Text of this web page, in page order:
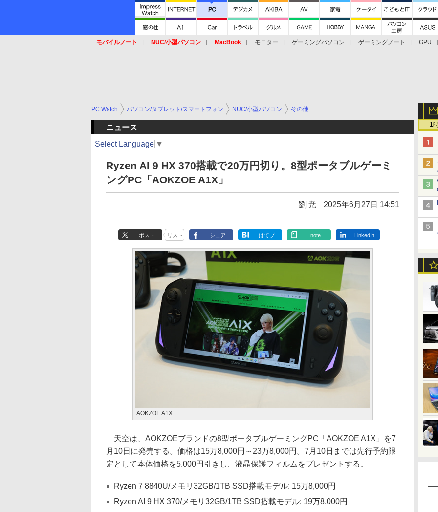
モバイルノート NUC/小型パソコン MacBook モニター ゲーミングパソコン ゲーミングノート
GPU
1
PC Watch パソコン/タブレット/スマートフォン NUC/小型パソコン その他
ニュース
Select Language ▼
Ryzen AI 9 HX 370搭載で20万円切り。8型ポータブルゲーミ
ングPC「AOKZOE A1X」
劉 尭 2025年6月27日 14:51
ポスト リスト シェア はてブ note LinkedIn
AOKZOE A1X
天空は、AOKZOEブランドの8型ポータブルゲーミングPC「AOKZOE A1X」を7
月10日に発売する。価格は15万8,000円～23万8,000円。7月10日までは先行予約限
定として本体価格を5,000円引きし、液晶保護フィルムをプレゼントする。
Ryzen 7 8840U/メモリ32GB/1TB SSD搭載モデル: 15万8,000円
Ryzen AI 9 HX 370/メモリ32GB/1TB SSD搭載モデル: 19万8,000円